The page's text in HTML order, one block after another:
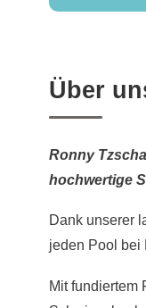
Über
Ronny
hochwertige
Dank unserer
jeden Pool bei
Mit fundiertem